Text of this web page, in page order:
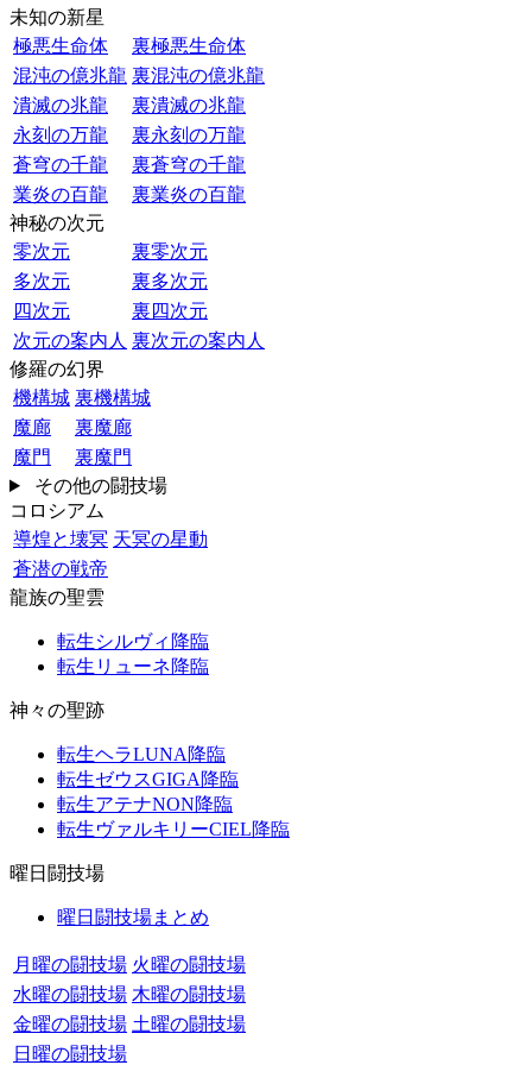
未知の新星
極悪生命体
裏極悪生命体
混沌の億兆龍 裏混沌の億兆龍
潰滅の兆龍
裏潰滅の兆龍
永刻の万龍
裏永刻の万龍
蒼穹の千龍
裏蒼穹の千龍
業炎の百龍
裏業炎の百龍
神秘の次元
零次元
裏零次元
多次元
裏多次元
四次元
裏四次元
次元の案内人 裏次元の案内人
修羅の幻界
機構城 裏機構城
魔廊
裏魔廊
魔門
裏魔門
その他の闘技場
コロシアム
導煌と壊冥 天冥の星動
蒼潜の戦帝
龍族の聖雲
転生シルヴィ降臨
転生リューネ降臨
神々の聖跡
転生ヘラLUNA降臨
転生ゼウスGIGA降臨
転生アテナNON降臨
転生ヴァルキリーCIEL降臨
曜日闘技場
曜日闘技場まとめ
月曜の闘技場 火曜の闘技場
水曜の闘技場 木曜の闘技場
金曜の闘技場 土曜の闘技場
日曜の闘技場